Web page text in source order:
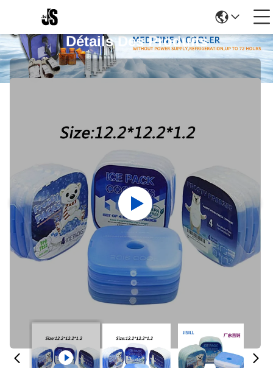
Détails Des Produits